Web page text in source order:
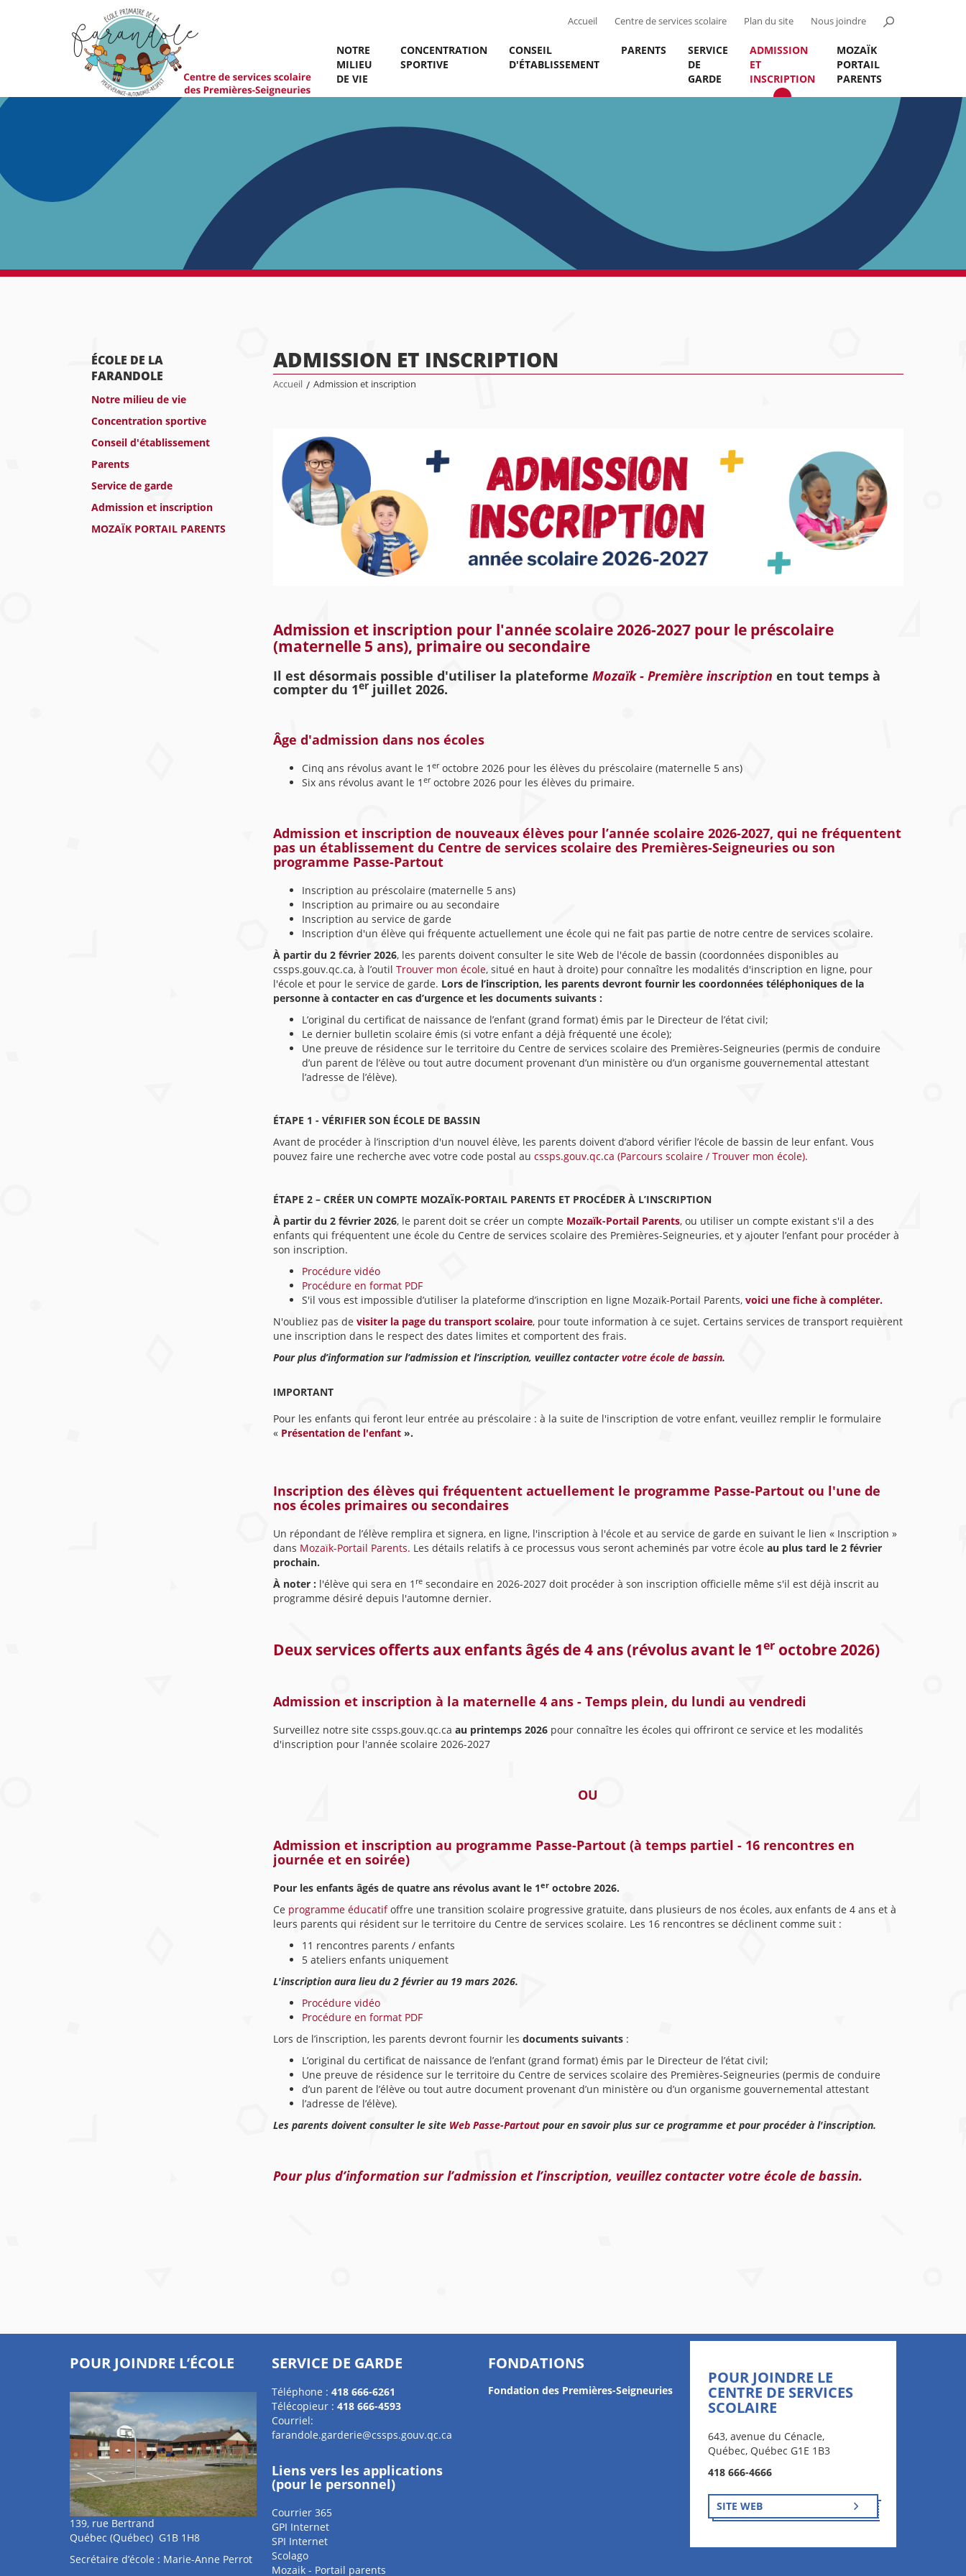
Accueil Centre de services scolaire Plan du site Nous joindre
NOTRE
MILIEU
DE VIE
CONCENTRATION
SPORTIVE
CONSEIL
D'ÉTABLISSEMENT
PARENTS
SERVICE
DE
GARDE
ADMISSION
ET
INSCRIPTION
MOZAÏK
PORTAIL
PARENTS
ÉCOLE DE LA
FARANDOLE
Notre milieu de vie
Concentration sportive
Conseil d'établissement
Parents
Service de garde
Admission et inscription
MOZAÏK PORTAIL PARENTS
ADMISSION ET INSCRIPTION
Accueil / Admission et inscription
Admission et inscription pour l'année scolaire 2026-2027 pour le préscolaire
(maternelle 5 ans), primaire ou secondaire
Il est désormais possible d'utiliser la plateforme Mozaïk - Première inscription en tout temps à
compter du 1erjuillet 2026.
Âge d'admission dans nos écoles
Cinq ans révolus avant le 1 eroctobre 2026 pour les élèves du préscolaire (maternelle 5 ans)
Six ans révolus avant le 1 eroctobre 2026 pour les élèves du primaire.
Admission et inscription de nouveaux élèves pour l’année scolaire 2026-2027, qui ne fréquentent
pas un établissement du Centre de services scolaire des Premières-Seigneuries ou son
programme Passe-Partout
Inscription au préscolaire (maternelle 5 ans)
Inscription au primaire ou au secondaire
Inscription au service de garde
Inscription d'un élève qui fréquente actuellement une école qui ne fait pas partie de notre centre de services scolaire.
À partir du 2 février 2026, les parents doivent consulter le site Web de l'école de bassin (coordonnées disponibles au
cssps.gouv.qc.ca, à l’outil Trouver mon école, situé en haut à droite) pour connaître les modalités d'inscription en ligne, pour
l'école et pour le service de garde. Lors de l’inscription, les parents devront fournir les coordonnées téléphoniques de la
personne à contacter en cas d’urgence et les documents suivants :
L’original du certificat de naissance de l’enfant (grand format) émis par le Directeur de l’état civil;
Le dernier bulletin scolaire émis (si votre enfant a déjà fréquenté une école);
Une preuve de résidence sur le territoire du Centre de services scolaire des Premières-Seigneuries (permis de conduire
d’un parent de l’élève ou tout autre document provenant d’un ministère ou d’un organisme gouvernemental attestant
l’adresse de l’élève).
ÉTAPE 1 - VÉRIFIER SON ÉCOLE DE BASSIN
Avant de procéder à l’inscription d'un nouvel élève, les parents doivent d’abord vérifier l’école de bassin de leur enfant. Vous
pouvez faire une recherche avec votre code postal au cssps.gouv.qc.ca (Parcours scolaire / Trouver mon école).
ÉTAPE 2 – CRÉER UN COMPTE MOZAÏK-PORTAIL PARENTS ET PROCÉDER À L’INSCRIPTION
À partir du 2 février 2026, le parent doit se créer un compte Mozaïk-Portail Parents, ou utiliser un compte existant s'il a des
enfants qui fréquentent une école du Centre de services scolaire des Premières-Seigneuries, et y ajouter l’enfant pour procéder à
son inscription.
Procédure vidéo
Procédure en format PDF
S'il vous est impossible d’utiliser la plateforme d’inscription en ligne Mozaïk-Portail Parents, voici une fiche à compléter.
N'oubliez pas de visiter la page du transport scolaire, pour toute information à ce sujet. Certains services de transport requièrent
une inscription dans le respect des dates limites et comportent des frais.
Pour plus d’information sur l’admission et l’inscription, veuillez contactervotre école de bassin.
IMPORTANT
Pour les enfants qui feront leur entrée au préscolaire : à la suite de l'inscription de votre enfant, veuillez remplir le formulaire
« Présentation de l'enfant».
Inscription des élèves qui fréquentent actuellement le programme Passe-Partout ou l'une de
nos écoles primaires ou secondaires
Un répondant de l’élève remplira et signera, en ligne, l'inscription à l'école et au service de garde en suivant le lien « Inscription »
dans Mozaïk-Portail Parents. Les détails relatifs à ce processus vous seront acheminés par votre école au plus tard le 2 février
prochain.
À noter : l'élève qui sera en 1 resecondaire en 2026-2027 doit procéder à son inscription officielle même s'il est déjà inscrit au
programme désiré depuis l'automne dernier.
Deux services offerts aux enfants âgés de 4 ans (révolus avant le 1eroctobre 2026)
Admission et inscription à la maternelle 4 ans - Temps plein, du lundi au vendredi
Surveillez notre site cssps.gouv.qc.ca au printemps 2026pour connaître les écoles qui offriront ce service et les modalités
d'inscription pour l'année scolaire 2026-2027
OU
Admission et inscription au programme Passe-Partout (à temps partiel - 16 rencontres en
journée et en soirée)
Pour les enfants âgés de quatre ans révolus avant le 1eroctobre 2026.
Ce programme éducatifoffre une transition scolaire progressive gratuite, dans plusieurs de nos écoles, aux enfants de 4 ans et à
leurs parents qui résident sur le territoire du Centre de services scolaire. Les 16 rencontres se déclinent comme suit :
11 rencontres parents / enfants
5 ateliers enfants uniquement
L'inscription aura lieu du 2 février au 19 mars 2026.
Procédure vidéo
Procédure en format PDF
Lors de l’inscription, les parents devront fournir les documents suivants:
L’original du certificat de naissance de l’enfant (grand format) émis par le Directeur de l’état civil;
Une preuve de résidence sur le territoire du Centre de services scolaire des Premières-Seigneuries (permis de conduire
d’un parent de l’élève ou tout autre document provenant d’un ministère ou d’un organisme gouvernemental attestant
l’adresse de l’élève).
Les parents doivent consulter le site Web Passe-Partoutpour en savoir plus sur ce programme et pour procéder à l'inscription.
Pour plus d’information sur l’admission et l’inscription, veuillez contacter votre école de bassin.
POUR JOINDRE L’ÉCOLE
139, rue Bertrand
Québec (Québec) G1B 1H8
Secrétaire d’école : Marie-Anne Perrot
SERVICE DE GARDE
Téléphone : 418 666-6261
Télécopieur : 418 666-4593
Courriel:
farandole.garderie@cssps.gouv.qc.ca
Liens vers les applications
(pour le personnel)
Courrier 365
GPI Internet
SPI Internet
Scolago
Mozaik - Portail parents
FONDATIONS
Fondation des Premières-Seigneuries
POUR JOINDRE LE
CENTRE DE SERVICES
SCOLAIRE
643, avenue du Cénacle,
Québec, Québec G1E 1B3
418 666-4666
SITE WEB